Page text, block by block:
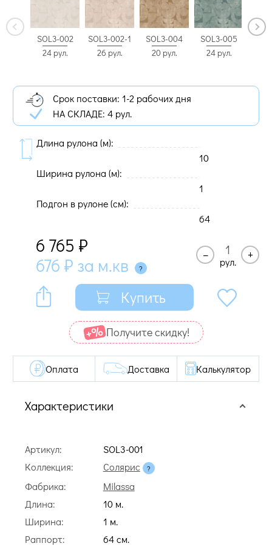
SOL3-002
24 рул.
SOL3-002-1
26 рул.
SOL3-004
20 рул.
SOL3-005
24 рул.
Срок поставки: 1-2 рабочих дня
НА СКЛАДЕ: 4 рул.
Длина рулона (м):
10
Ширина рулона (м):
1
Подгон в рулоне (cм):
64
6 765 ₽
676 ₽ за м.кв –
рул.
+
Купить
Получите cкидку!
Характеристики
Артикул:
SOL3-001
Коллекция:
Солярис
Фабрика:
Milassa
Длина:
10 м.
Ширина:
1 м.
Раппорт:
64 cм.
Оплата Доставка Калькулятор